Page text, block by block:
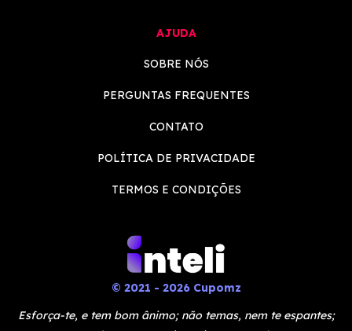
AJUDA
SOBRE NÓS
PERGUNTAS FREQUENTES
CONTATO
POLÍTICA DE PRIVACIDADE
TERMOS E CONDIÇÕES
© 2021 - 2026 Cupomz
Esforça-te, e tem bom ânimo; não temas, nem te espantes;